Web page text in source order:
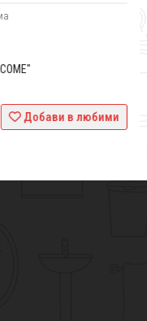
Добави в любими